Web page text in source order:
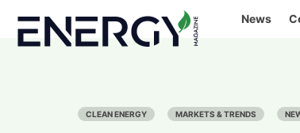
content
News
CLEAN ENERGY MARKETS & TRENDS